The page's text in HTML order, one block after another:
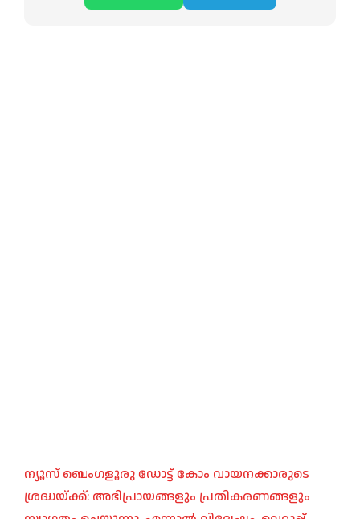
ന്യൂസ് ബെംഗളൂരു ഡോട്ട് കോം വായനക്കാരുടെ
ശ്രദ്ധയ്ക്ക്: അഭിപ്രായങ്ങളും പ്രതികരണങ്ങളും